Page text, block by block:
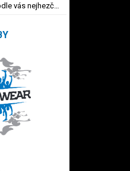
Která vlajka Baníku je podle vás nejhezčí ?